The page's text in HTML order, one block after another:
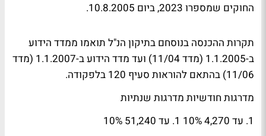
החוקים שמספרו 2023, ביום 10.8.2005.
תקרות ההכנסה בנוסחם בתיקון הנ"ל תואמו ממדד הידוע
ב-1.1.2005 (מדד 11/04) ועד מדד הידוע ב-1.1.2007 (מדד
11/06) בהתאם להוראות סעיף 120 בלפקודה.
מדרגות חודשיות מדרגות שנתיות
1. עד 4,270 10% 1. עד 51,240 10%